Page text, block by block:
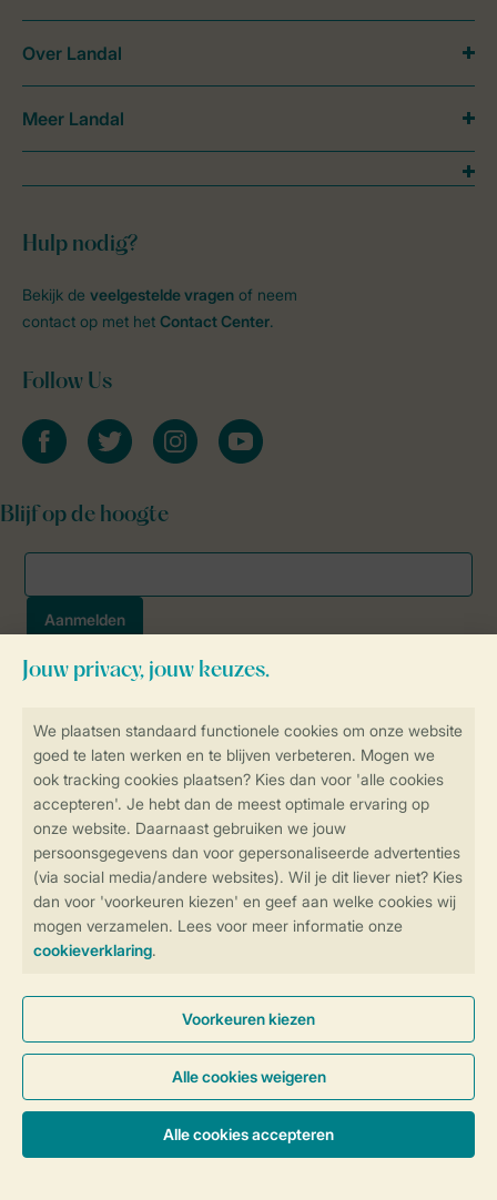
Controle over jouw gegevens &
privacy
SSL certificaat
Veilige gegevensoverdracht
Veilige betaling
Hulp nodig?
Bekijk de veelgestelde vragen of neem
contact op met het Contact Center.
Follow Us
facebooktwitter instagramyoutube
Blijf op de hoogte
Over Landal
Meer Landal
Algemene voorwaarden Privacy notice
Disclaimer
Toegankelijkheid © 2026 Landal